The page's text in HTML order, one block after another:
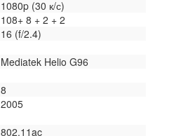
1080p (30 к/с)
108+ 8 + 2 + 2
16 (f/2.4)
Mediatek Helio G96
8
2005
802.11ac